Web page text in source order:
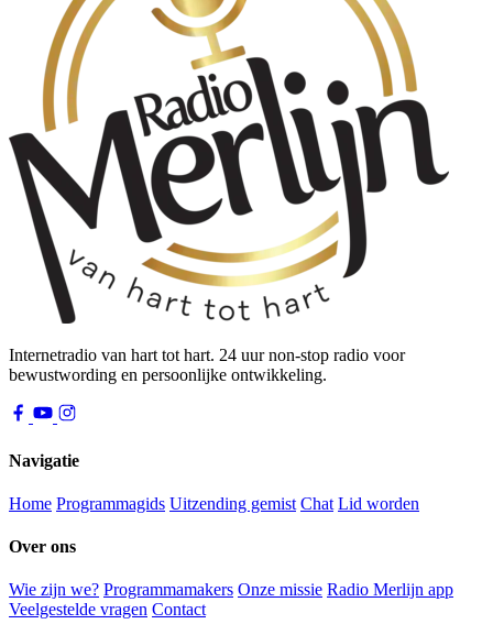
Internetradio van hart tot hart. 24 uur non-stop radio voor
bewustwording en persoonlijke ontwikkeling.
Navigatie
Home Programmagids Uitzending gemist Chat Lid worden
Over ons
Wie zijn we? Programmamakers Onze missie Radio Merlijn app
Veelgestelde vragen Contact